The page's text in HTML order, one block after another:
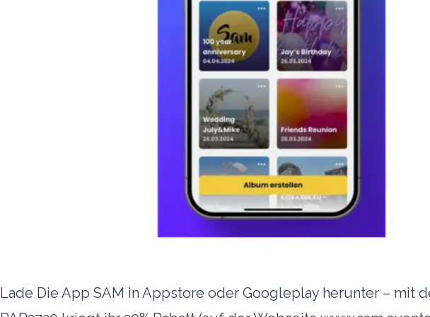
Lade Die App SAM in Appstore oder Googleplay herunter – mit